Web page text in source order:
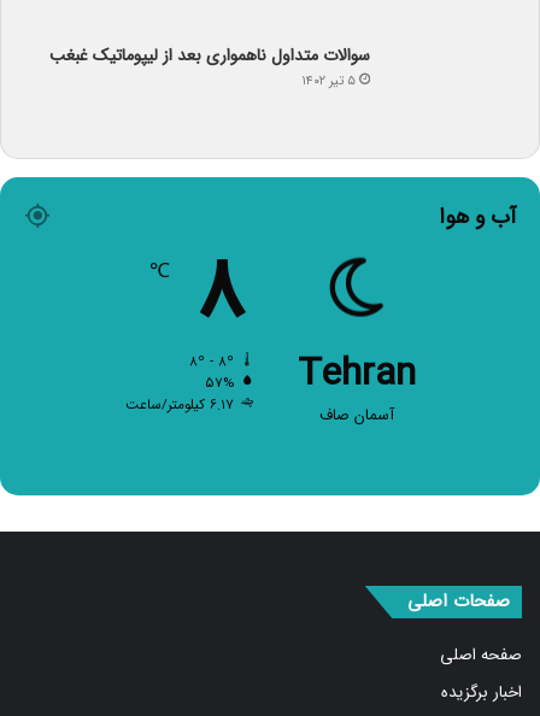
سوالات متداول ناهمواری بعد از لیپوماتیک غبغب
۵ تیر ۱۴۰۲
آب و هوا
Tehran
آسمان صاف
۸
۵۷%
۶.۱۷ کیلومتر/ساعت
صفحه اصلی
اخبار برگزیده
سیاسی